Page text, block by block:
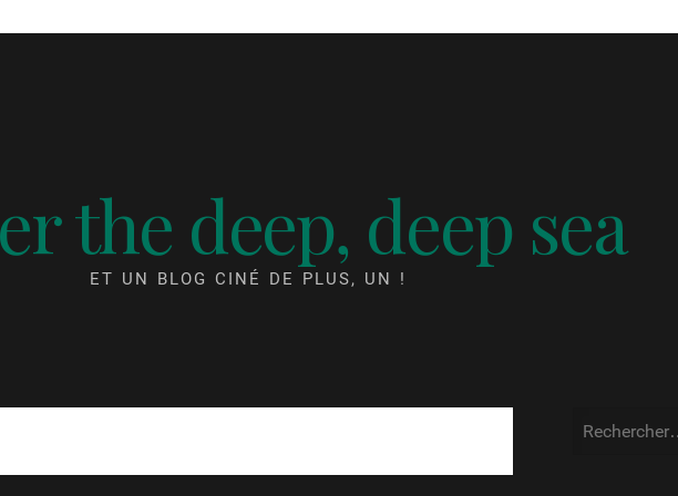
the deep, deep sea
ET UN BLOG CINÉ DE PLUS, UN !